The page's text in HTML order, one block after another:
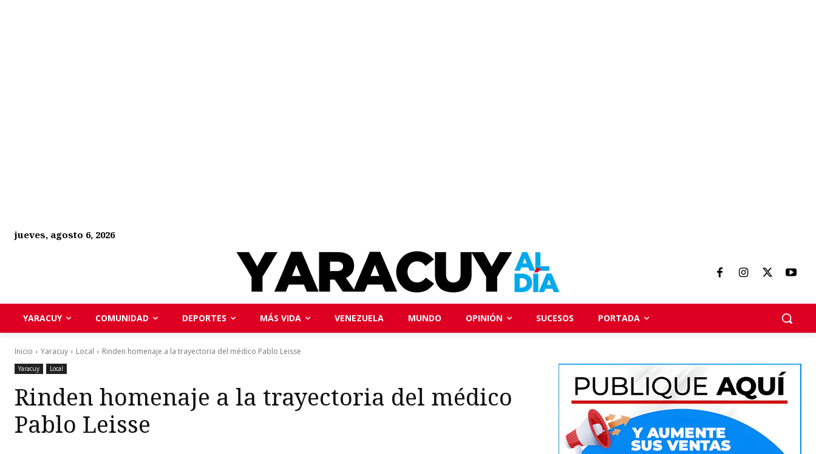
jueves, agosto 6, 2026
YARACUY COMUNIDAD DEPORTES MÁS VIDA VENEZUELA MUNDO OPINIÓN SUCESOS PORTADA
Inicio Yaracuy Local Rinden homenaje a la trayectoria del médico Pablo Leisse
Yaracuy Local
Rinden homenaje a la trayectoria del médico
Pablo Leisse